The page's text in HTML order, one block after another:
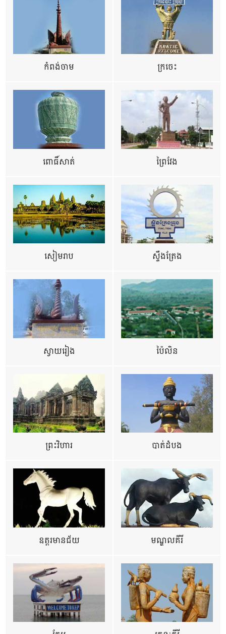
កំពង់ចាម ក្រចេះ
ពោធិ៍សាត់ ព្រៃវែង
សៀមរាប ស្ទឹងត្រែង
ស្វាយរៀង ប៉ៃលិន
ព្រះវិហារ បាត់ដំបង
ឧត្ដរមានជ័យ មណ្ឌលគីរី